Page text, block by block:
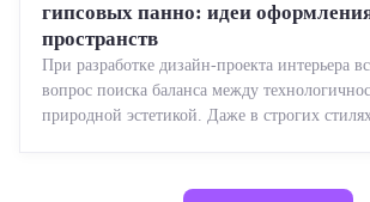
гипсовых панно: идеи
пространств
При разработке дизайн-проекта интерьера
вопрос поиска баланса между
природной эстетикой. Даже в строгих